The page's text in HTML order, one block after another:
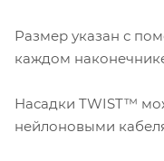
Размер указан с
каждом
Насадки TWIST™
нейлоновыми